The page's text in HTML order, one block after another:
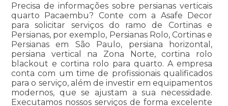
Precisa de informações sobre persianas verticais
quarto Pacaembu? Conte com a Asafe Decor
para solicitar serviços do ramo de Cortinas e
Persianas, por exemplo, Persianas Rolo, Cortinas e
Persianas em São Paulo, persiana horizontal,
persiana vertical na Zona Norte, cortina rolo
blackout e cortina rolo para quarto. A empresa
conta com um time de profissionais qualificados
para o serviço, além de investir em equipamentos
modernos, que se ajustam a sua necessidade.
Executamos nossos serviços de forma excelente